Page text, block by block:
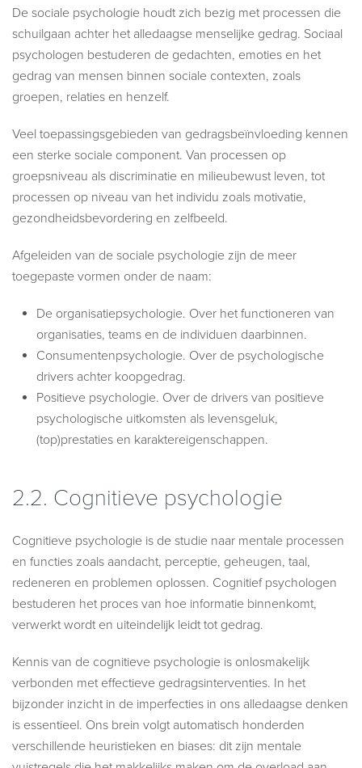
De sociale psychologie houdt zich bezig met processen die
schuilgaan achter het alledaagse menselijke gedrag. Sociaal
psychologen bestuderen de gedachten, emoties en het
gedrag van mensen binnen sociale contexten, zoals
groepen, relaties en henzelf.
Veel toepassingsgebieden van gedragsbeïnvloeding kennen
een sterke sociale component. Van processen op
groepsniveau als discriminatie en milieubewust leven, tot
processen op niveau van het individu zoals motivatie,
gezondheidsbevordering en zelfbeeld.
Afgeleiden van de sociale psychologie zijn de meer
toegepaste vormen onder de naam:
De organisatiepsychologie. Over het functioneren van
organisaties, teams en de individuen daarbinnen.
Consumentenpsychologie. Over de psychologische
drivers achter koopgedrag.
Positieve psychologie. Over de drivers van positieve
psychologische uitkomsten als levensgeluk,
(top)prestaties en karaktereigenschappen.
2.2. Cognitieve psychologie
Cognitieve psychologie is de studie naar mentale processen
en functies zoals aandacht, perceptie, geheugen, taal,
redeneren en problemen oplossen. Cognitief psychologen
bestuderen het proces van hoe informatie binnenkomt,
verwerkt wordt en uiteindelijk leidt tot gedrag.
Kennis van de cognitieve psychologie is onlosmakelijk
verbonden met effectieve gedragsinterventies. In het
bijzonder inzicht in de imperfecties in ons alledaagse denken
is essentieel. Ons brein volgt automatisch honderden
verschillende heuristieken en biases: dit zijn mentale